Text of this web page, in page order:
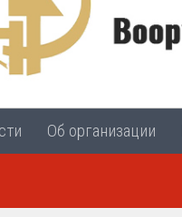
Об организации